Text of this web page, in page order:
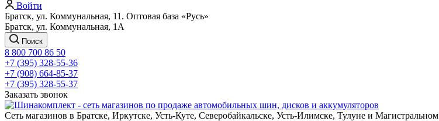
Войти
Братск, ул. Коммунальная, 11. Оптовая база «Русь»
Братск, ул. Коммунальная, 1А
Поиск
8 800 700 86 50
+7 (395) 328-55-36
+7 (908) 664-85-37
+7 (395) 328-55-37
Заказать звонок
Сеть магазинов в Братске, Иркутске, Усть-Куте, Северобайкальске, Усть-Илимске, Тулуне и Магистральном